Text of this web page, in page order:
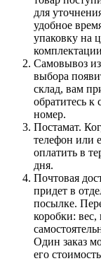
для
удобное
упаковку на
Самовывоз
выбора
склад, вам
обратитесь к
номер.
Постамат.
телефон или
оплатить в
дня.
Почтовая
придет в
посылке.
коробки: вес,
Один заказ
его